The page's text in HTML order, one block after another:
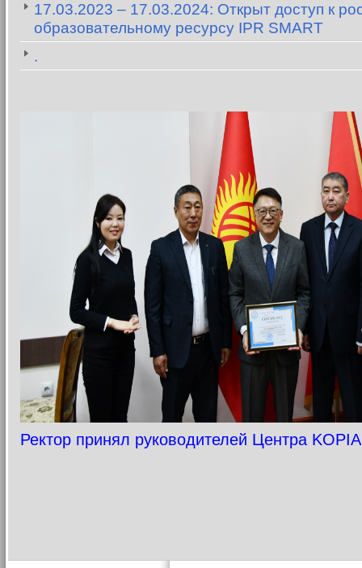
17.03.2023 – 17.03.2024: Открыт доступ к
образовательному ресурсу IPR SMART
.
Ректор принял руководителей Центра KOPIA